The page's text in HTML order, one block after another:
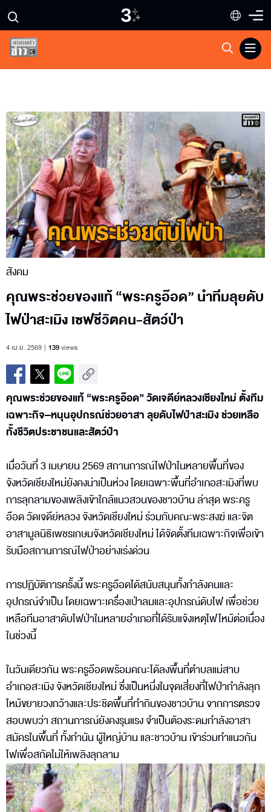
สังคม
คุณพระช่วยของแท้ “พระครูอ๊อด” นำทีมลุยดับ
ไฟป่าสะเมิง เซฟชีวิตคน-สัตว์ป่า
4 เม.ย. 2569 139views
คุณพระช่วยของแท้ “พระครูอ๊อด” วัดเจดีย์หลวงเชียงใหม่ ตั้งทีม
เฉพาะกิจ–หนุนอุปกรณ์ช่วยอาสา ลุยดับไฟป่าสะเมิง ช่วยเหลือ
ทั้งชีวิตประชาชนและสัตว์ป่า
เมื่อวันที่ 3 เมษายน 2569 สถานการณ์ไฟป่าในหลายพื้นที่ของ
จังหวัดเชียงใหม่ยังคงน่าเป็นห่วง โดยเฉพาะพื้นที่อำเภอสะเมิงที่พบ
การลุกลามของเพลิงเข้าใกล้แนวสวนของชาวบ้าน ล่าสุด พระครู
อ๊อด วัดเจดีย์หลวง จังหวัดเชียงใหม่ ร่วมกับคณะพระสงฆ์ และจิต
อาสามูลนิธิเพชรเกษมจังหวัดเชียงใหม่ ได้จัดตั้งทีมเฉพาะกิจเพื่อเข้า
รับมือสถานการณ์ไฟป่าอย่างเร่งด่วน
การปฏิบัติการครั้งนี้ พระครูอ๊อดได้สนับสนุนทั้งกำลังคนและ
อุปกรณ์จำเป็น โดยเฉพาะเครื่องเป่าลมและอุปกรณ์ดับไฟ เพื่อช่วย
เหลือทีมอาสาดับไฟป่าในหลายอำเภอที่ได้รับแจ้งเหตุไฟไหม้ต่อเนื่อง
ในช่วงนี้
ในวันเดียวกัน พระครูอ๊อดพร้อมคณะได้ลงพื้นที่ตำบลแม่สาบ
อำเภอสะเมิง จังหวัดเชียงใหม่ ซึ่งเป็นหนึ่งในจุดเสี่ยงที่ไฟป่ากำลังลุก
ไหม้ขยายวงกว้างและประชิดพื้นที่ทำกินของชาวบ้าน จากการตรวจ
สอบพบว่า สถานการณ์ยังคงรุนแรง จำเป็นต้องระดมกำลังอาสา
สมัครในพื้นที่ ทั้งกำนัน ผู้ใหญ่บ้าน และชาวบ้าน เข้าร่วมทำแนวกัน
ไฟเพื่อสกัดไม่ให้เพลิงลุกลาม